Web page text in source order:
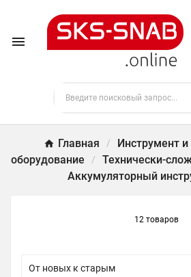

Главная
Инструмент и
оборудование
Технически-
Аккумуляторный
12 товаров
От новых к старым